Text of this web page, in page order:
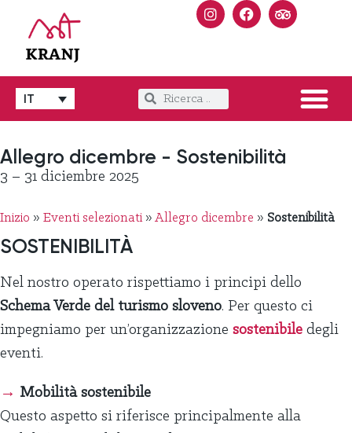
IT
Allegro dicembre - Sostenibilità
3 – 31 diciembre 2025
Inizio » Eventi selezionati» Allegro dicembre » Sostenibilità
SOSTENIBILITÀ
Nel nostro operato rispettiamo i principi dello
Schema Verde del turismo sloveno. Per questo ci
impegniamo per un’organizzazione sostenibile degli
eventi.
→ Mobilità sostenibile
Questo aspetto si riferisce principalmente alla